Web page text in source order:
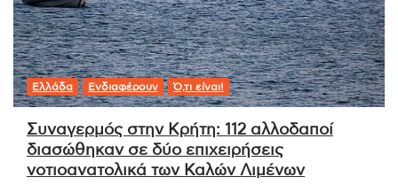
Ελλάδα Ενδιαφέρουν Ό,τι είναι!
Συναγερμός στην Κρήτη: 112 αλλοδαποί
διασώθηκαν σε δύο επιχειρήσεις
νοτιοανατολικά των Καλών Λιμένων